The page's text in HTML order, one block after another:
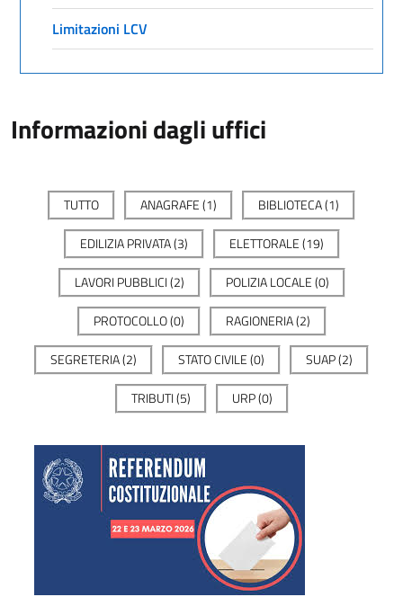
Limitazioni LCV
Informazioni dagli uffici
TUTTO ANAGRAFE(1) BIBLIOTECA(1)
EDILIZIA PRIVATA(3) ELETTORALE(19)
LAVORI PUBBLICI(2) POLIZIA LOCALE(0)
PROTOCOLLO(0) RAGIONERIA(2)
SEGRETERIA(2) STATO CIVILE(0) SUAP(2)
TRIBUTI(5) URP(0)